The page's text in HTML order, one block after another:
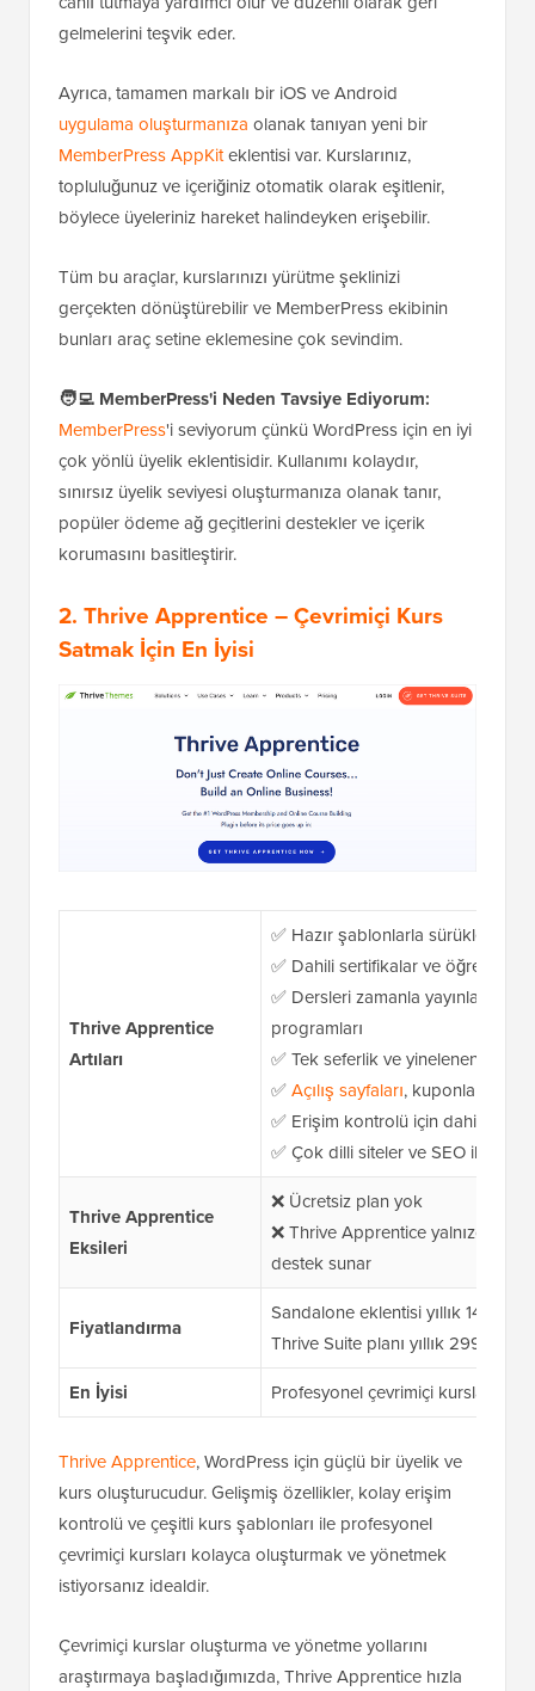
gelmelerini teşvik eder.
Ayrıca, tamamen markalı bir iOS ve Android
uygulama oluşturmanıza olanak tanıyan yeni bir
MemberPress AppKiteklentisi var. Kurslarınız,
topluluğunuz ve içeriğiniz otomatik olarak eşitlenir,
böylece üyeleriniz hareket halindeyken erişebilir.
Tüm bu araçlar, kurslarınızı yürütme şeklinizi
gerçekten dönüştürebilir ve MemberPress ekibinin
bunları araç setine eklemesine çok sevindim.
🧑‍💻 MemberPress'i Neden Tavsiye Ediyorum:
MemberPress'i seviyorum çünkü WordPress için en iyi
çok yönlü üyelik eklentisidir. Kullanımı kolaydır,
sınırsız üyelik seviyesi oluşturmanıza olanak tanır,
popüler ödeme ağ geçitlerini destekler ve içerik
korumasını basitleştirir.
2. Thrive Apprentice – Çevrimiçi Kurs
Satmak İçin En İyisi
Thrive Apprentice
Artıları
✅ Hazır şablonlarla sürükle ve
✅ Dahili sertifikalar ve öğrenci
✅ Dersleri zamanla yayınlamak
programları
✅ Tek seferlik ve yinelenen
✅Açılış sayfaları, kuponlar ve
✅ Erişim kontrolü için dahili
✅ Çok dilli siteler ve SEO ile iyi
Thrive Apprentice
Eksileri
❌ Ücretsiz plan yok
❌ Thrive Apprentice yalnızca
destek sunar
Fiyatlandırma
Sandalone eklentisi yıllık 149
Thrive Suite planı yıllık 299 ABD
En İyisi Profesyonel çevrimiçi kurslar
Thrive Apprentice, WordPress için güçlü bir üyelik ve
kurs oluşturucudur. Gelişmiş özellikler, kolay erişim
kontrolü ve çeşitli kurs şablonları ile profesyonel
çevrimiçi kursları kolayca oluşturmak ve yönetmek
istiyorsanız idealdir.
Çevrimiçi kurslar oluşturma ve yönetme yollarını
araştırmaya başladığımızda, Thrive Apprentice hızla